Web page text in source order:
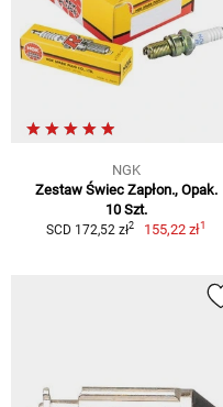
NGK
Zestaw Świec Zapłon., Opak.
10 Szt.
SCD 172,52 zł2 155,22 zł1